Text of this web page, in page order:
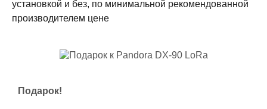
установкой и без, по минимальной рекомендованной
производителем цене
Подарок!